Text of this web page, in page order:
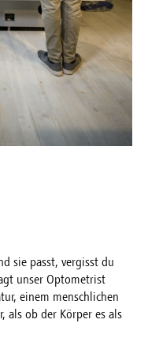
sie passt, vergisst du
unser Optometrist
einem menschlichen
als ob der Körper es als